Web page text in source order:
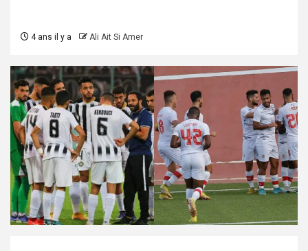
4 ans il y a Ali Ait Si Amer